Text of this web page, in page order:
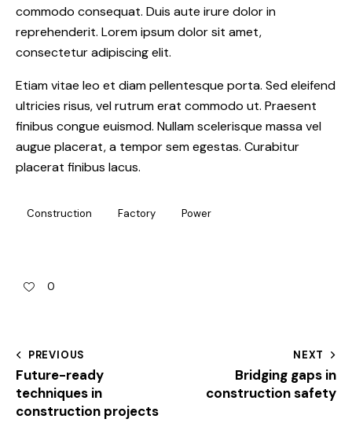
commodo consequat. Duis aute irure dolor in
reprehenderit. Lorem ipsum dolor sit amet,
consectetur adipiscing elit.
Etiam vitae leo et diam pellentesque porta. Sed eleifend
ultricies risus, vel rutrum erat commodo ut. Praesent
finibus congue euismod. Nullam scelerisque massa vel
augue placerat, a tempor sem egestas. Curabitur
placerat finibus lacus.
Construction Factory Power
0
PREVIOUS
Future-ready
techniques in
construction projects
NEXT
Bridging gaps in
construction safety